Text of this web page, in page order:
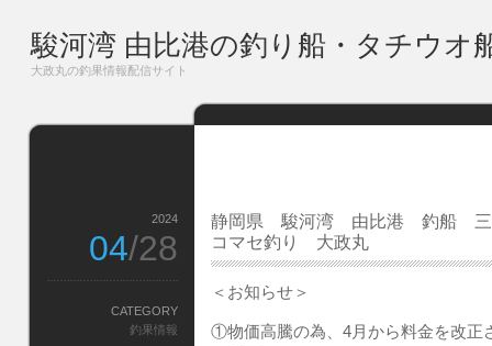
駿河湾 由比港の釣り船・タチウオ
大政丸の釣果情報配信サイト
静岡県 駿河湾 由比港 釣船
コマセ釣り 大政丸
＜お知らせ＞
①物価高騰の為、4月から料金を改正
2024
04/28
CATEGORY
釣果情報